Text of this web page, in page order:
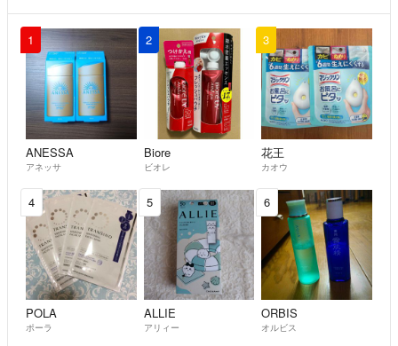
1
ANESSA
アネッサ
2
Biore
ビオレ
3
花王
カオウ
4
POLA
ポーラ
5
ALLIE
アリィー
6
ORBIS
オルビス